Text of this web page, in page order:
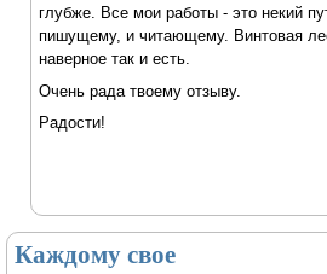
глубже. Все мои работы - это некий
пишущему, и читающему. Винтовая
наверное так и есть.
Очень рада твоему отзыву.
Радости!
Каждому свое